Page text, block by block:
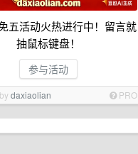
五活动火热进行中！留言就
抽鼠标键盘！
参与活动
daxiaolian PRO